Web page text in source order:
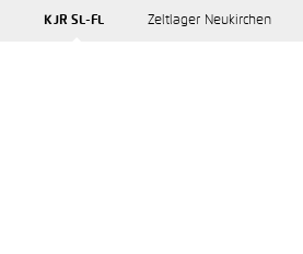
KJR SL-FL Zeltlager Neukirchen